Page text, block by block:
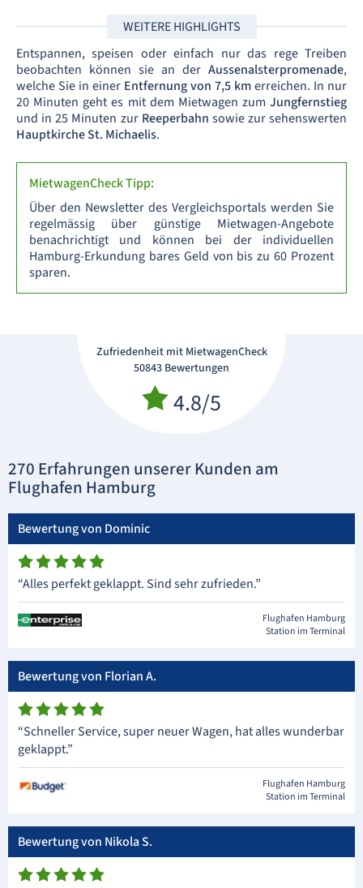
WEITERE HIGHLIGHTS
Entspannen, speisen oder einfach nur das rege Treiben
beobachten können sie an der Aussenalsterpromenade,
welche Sie in einer Entfernung von 7,5 kmerreichen. In nur
20 Minuten geht es mit dem Mietwagen zum Jungfernstieg
und in 25 Minuten zurReeperbahn sowie zur sehenswerten
Hauptkirche St. Michaelis.
MietwagenCheck Tipp:
Über den Newsletter des Vergleichsportals werden Sie
regelmässig über günstige Mietwagen-Angebote
benachrichtigt und können bei der individuellen
Hamburg-Erkundung bares Geld von bis zu 60 Prozent
sparen.
Zufriedenheit mit MietwagenCheck
50843 Bewertungen
4.8/5
270 Erfahrungen unserer Kunden am
Flughafen Hamburg
Bewertung von Dominic
“Alles perfekt geklappt. Sind sehr zufrieden.”
Flughafen Hamburg
Station im Terminal
Bewertung von Florian A.
“Schneller Service, super neuer Wagen, hat alles wunderbar
geklappt.”
Flughafen Hamburg
Station im Terminal
Bewertung von Nikola S.